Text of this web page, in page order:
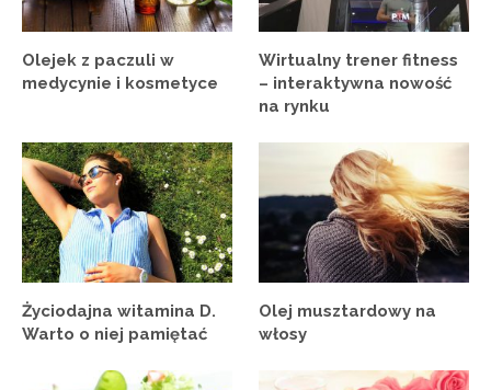
Olejek z paczuli w
medycynie i kosmetyce
Wirtualny trener fitness
– interaktywna nowość
na rynku
Życiodajna witamina D.
Warto o niej pamiętać
Olej musztardowy na
włosy